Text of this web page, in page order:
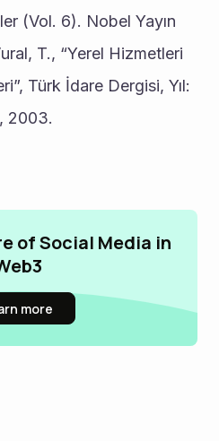
(Vol. 6). Nobel Yayın
T., “Yerel Hizmetleri
Türk İdare Dergisi, Yıl:
2003.
of Social Media in
more